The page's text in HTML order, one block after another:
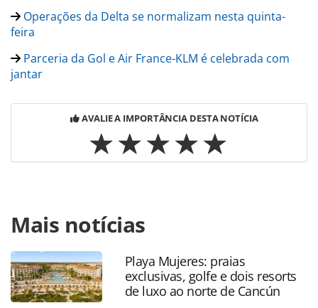
Operações da Delta se normalizam nesta quinta-
feira
Parceria da Gol e Air France-KLM é celebrada com
jantar
AVALIE A IMPORTÂNCIA DESTA NOTÍCIA
https://www.panrotas.com.br/noticia-
turismo/aviacao/2016/08/gol-e-delta-realizam-primeiro-
insight-meeting-no-pais_128607.html ou as ferramentas
oferecidas na página. Todo o conteúdo produzido pela
PANROTAS Editora é protegido pela legislação brasileira
sobre direito autoral. Não reproduza o conteúdo sem
Mais notícias
Playa Mujeres: praias
exclusivas, golfe e dois resorts
de luxo ao norte de Cancún